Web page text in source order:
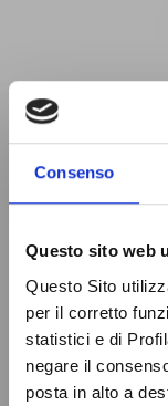
Consenso
Questo sito web
Questo Sito
per il corretto
statistici e di
negare il
posta in alto a